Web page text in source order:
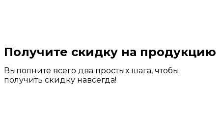
Получите скидку на продукцию
Выполните всего два простых шага, чтобы
получить скидку навсегда!